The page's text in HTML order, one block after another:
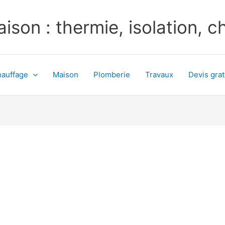
: thermie, isolation,
Maison Plomberie Travaux Devis